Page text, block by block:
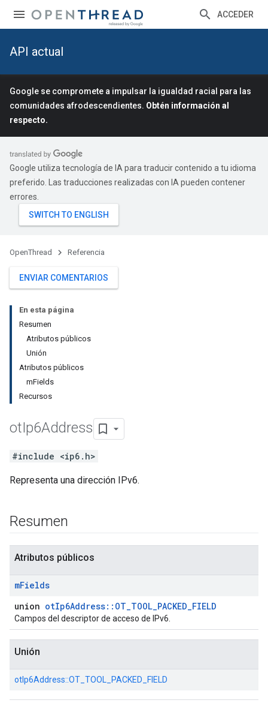
ACCEDER
API actual
Google se compromete a impulsar la igualdad racial para las
comunidades afrodescendientes. Obtén información al
respecto.
Google utiliza tecnología de IA para traducir contenido a tu idioma
preferido. Las traducciones realizadas con IA pueden contener
errores.
OpenThread Referencia
ENVIAR COMENTARIOS
En esta página
Resumen
Atributos públicos
Unión
Atributos públicos
mFields
Recursos
otIp6Address
#include <ip6.h>
Representa una dirección IPv6.
Resumen
Atributos públicos
mFields
union otIp6Address::OT_TOOL_PACKED_FIELD
Campos del descriptor de acceso de IPv6.
Unión
otIp6Address::OT_TOOL_PACKED_FIELD